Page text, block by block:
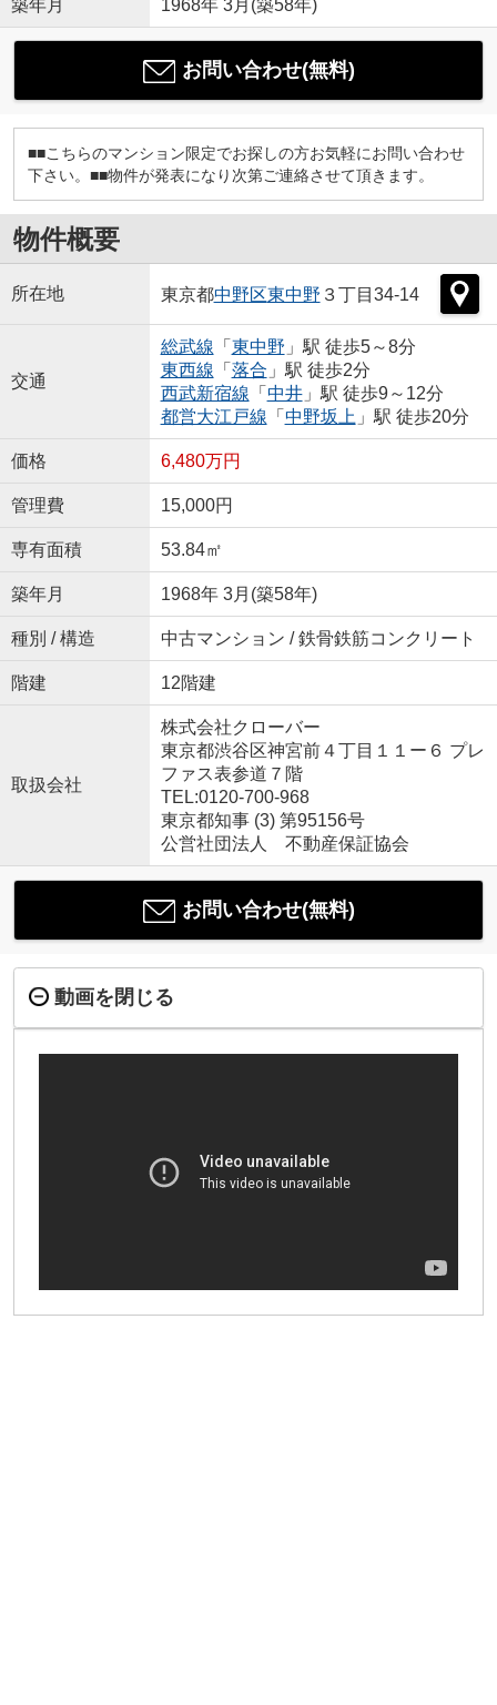
築年月 1968年 3月(築58年)
お問い合わせ(無料)
■■こちらのマンション限定でお探しの方お気軽にお問い合わせ
下さい。■■物件が発表になり次第ご連絡させて頂きます。
物件概要
所在地 東京都中野区東中野 ３丁目34-14
交通
総武線 「 東中野 」駅 徒歩5～8分
東西線 「 落合 」駅 徒歩2分
西武新宿線 「 中井」駅 徒歩9～12分
都営大江戸線 「 中野坂上 」駅 徒歩20分
価格 6,480万円
管理費 15,000円
専有面積 53.84㎡
築年月 1968年 3月(築58年)
種別 / 構造 中古マンション / 鉄骨鉄筋コンクリート
階建 12階建
取扱会社
株式会社クローバー
東京都渋谷区神宮前４丁目１１ー６ プレ
ファス表参道７階
TEL:0120-700-968
東京都知事 (3) 第95156号
公営社団法人 不動産保証協会
お問い合わせ(無料)
動画を閉じる